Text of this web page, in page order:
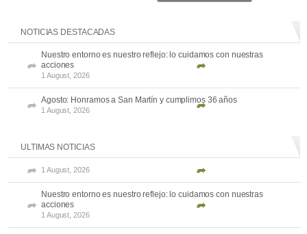
NOTICIAS DESTACADAS
Nuestro entorno es nuestro reflejo: lo cuidamos con nuestras
acciones
1 August, 2026
Agosto: Honramos a San Martín y cumplimos 36 años
1 August, 2026
ULTIMAS NOTICIAS
1 August, 2026
Nuestro entorno es nuestro reflejo: lo cuidamos con nuestras
acciones
1 August, 2026